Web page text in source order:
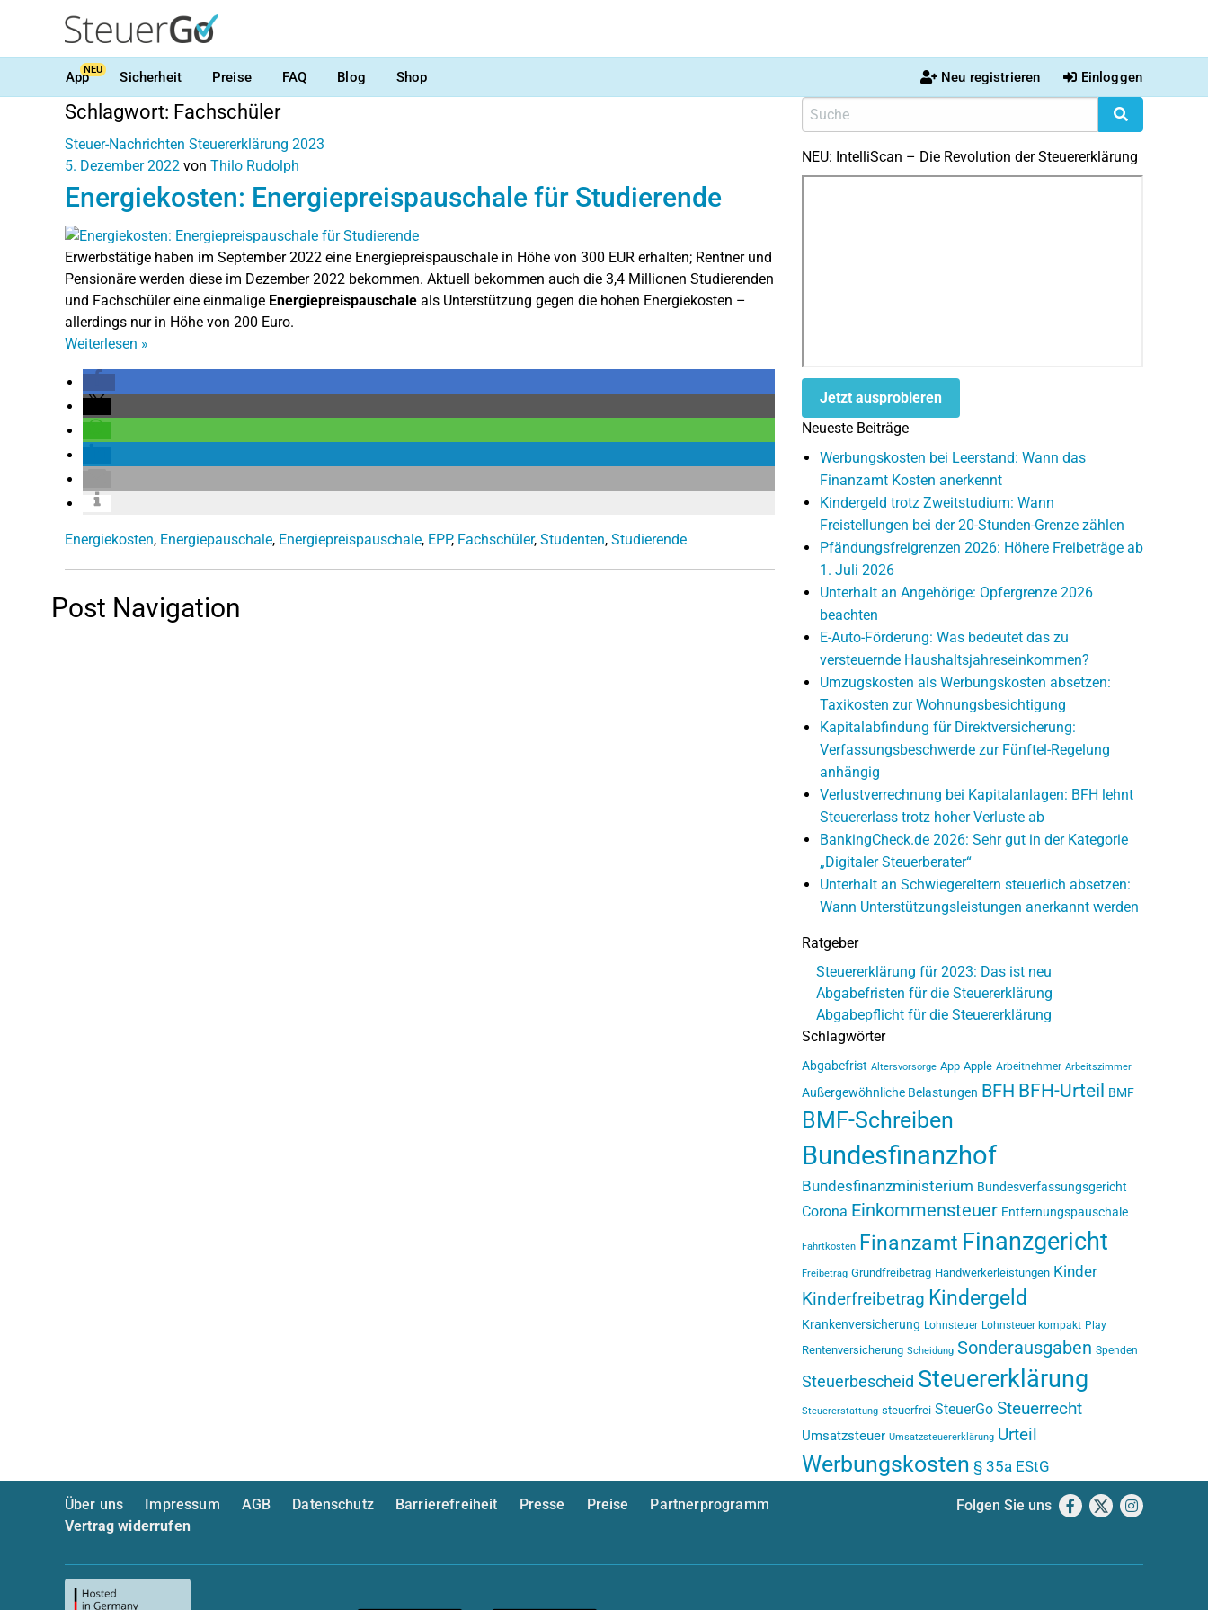
AppNEU Sicherheit Preise FAQ Blog Shop Neu registrieren Einloggen
Schlagwort: Fachschüler
Steuer-Nachrichten Steuererklärung 2023
5. Dezember 2022 von Thilo Rudolph
Energiekosten: Energiepreispauschale für Studierende
Erwerbstätige haben im September 2022 eine Energiepreispauschale in Höhe von 300 EUR erhalten; Rentner und
Pensionäre werden diese im Dezember 2022 bekommen. Aktuell bekommen auch die 3,4 Millionen Studierenden
und Fachschüler eine einmalige Energiepreispauschale als Unterstützung gegen die hohen Energiekosten –
allerdings nur in Höhe von 200 Euro.
Weiterlesen »
Energiekosten, Energiepauschale, Energiepreispauschale, EPP, Fachschüler, Studenten, Studierende
Post Navigation
NEU: IntelliScan – Die Revolution der Steuererklärung
Jetzt ausprobieren
Neueste Beiträge
Werbungskosten bei Leerstand: Wann das
Finanzamt Kosten anerkennt
Kindergeld trotz Zweitstudium: Wann
Freistellungen bei der 20-Stunden-Grenze zählen
Pfändungsfreigrenzen 2026: Höhere Freibeträge ab
1. Juli 2026
Unterhalt an Angehörige: Opfergrenze 2026
beachten
E-Auto-Förderung: Was bedeutet das zu
versteuernde Haushaltsjahreseinkommen?
Umzugskosten als Werbungskosten absetzen:
Taxikosten zur Wohnungsbesichtigung
Kapitalabfindung für Direktversicherung:
Verfassungsbeschwerde zur Fünftel-Regelung
anhängig
Verlustverrechnung bei Kapitalanlagen: BFH lehnt
Steuererlass trotz hoher Verluste ab
BankingCheck.de 2026: Sehr gut in der Kategorie
„Digitaler Steuerberater“
Unterhalt an Schwiegereltern steuerlich absetzen:
Wann Unterstützungsleistungen anerkannt werden
Ratgeber
Steuererklärung für 2023: Das ist neu
Abgabefristen für die Steuererklärung
Abgabepflicht für die Steuererklärung
Schlagwörter
Abgabefrist Altersvorsorge App Apple Arbeitnehmer Arbeitszimmer
Außergewöhnliche Belastungen BFH BFH-Urteil BMF
BMF-Schreiben
Bundesfinanzhof
Bundesfinanzministerium Bundesverfassungsgericht
Corona Einkommensteuer Entfernungspauschale
Fahrtkosten Finanzamt Finanzgericht
Freibetrag Grundfreibetrag Handwerkerleistungen Kinder
Kinderfreibetrag Kindergeld
Krankenversicherung Lohnsteuer Lohnsteuer kompakt Play
Rentenversicherung Scheidung Sonderausgaben Spenden
Steuerbescheid Steuererklärung
Steuererstattung steuerfrei SteuerGo Steuerrecht
Umsatzsteuer Umsatzsteuererklärung Urteil
Werbungskosten § 35a EStG
Über uns Impressum AGB Datenschutz Barrierefreiheit Presse Preise
Partnerprogramm
Vertrag widerrufen
Folgen Sie uns Facebook
X Instagram